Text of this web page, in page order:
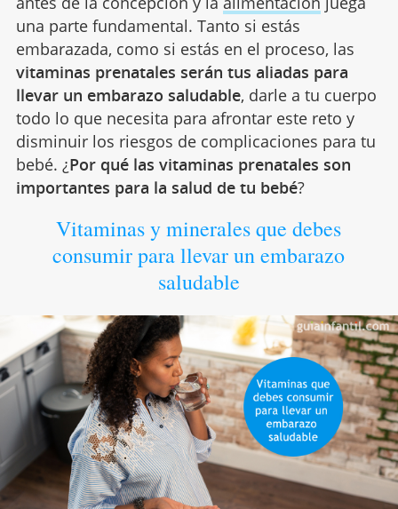
una parte fundamental. Tanto si estás
embarazada, como si estás en el proceso, las
vitaminas prenatales serán tus aliadas para
llevar un embarazo saludable, darle a tu cuerpo
todo lo que necesita para afrontar este reto y
disminuir los riesgos de complicaciones para tu
bebé. ¿Por qué las vitaminas prenatales son
importantes para la salud de tu bebé?
Vitaminas y minerales que debes
consumir para llevar un embarazo
saludable